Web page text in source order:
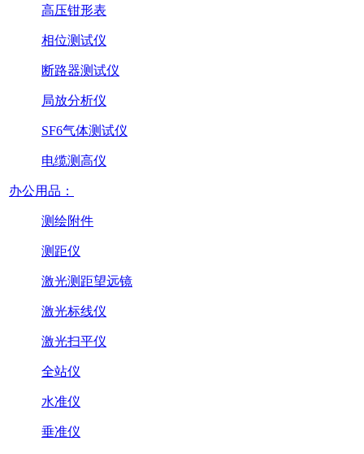
高压钳形表
相位测试仪
断路器测试仪
局放分析仪
SF6气体测试仪
电缆测高仪
办公用品：
测绘附件
测距仪
激光测距望远镜
激光标线仪
激光扫平仪
全站仪
水准仪
垂准仪